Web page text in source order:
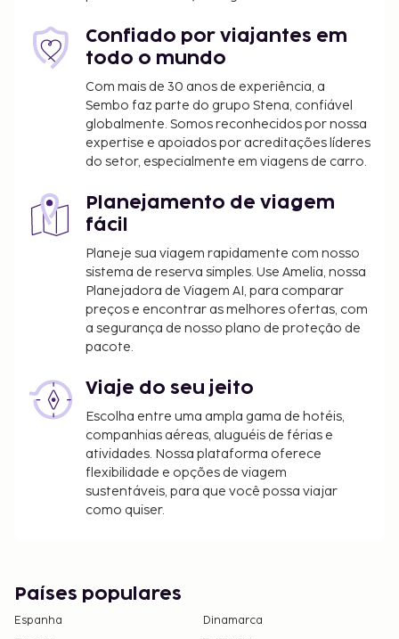
controlado central.Confiado por viajantes em
todo o mundo
Com mais de 30 anos de experiência, a
Sembo faz parte do grupo Stena, confiável
globalmente. Somos reconhecidos por nossa
expertise e apoiados por acreditações líderes
do setor, especialmente em viagens de carro.
Planejamento de viagem
fácil
Planeje sua viagem rapidamente com nosso
sistema de reserva simples. Use Amelia, nossa
Planejadora de Viagem AI, para comparar
preços e encontrar as melhores ofertas, com
a segurança de nosso plano de proteção de
pacote.
Viaje do seu jeito
Escolha entre uma ampla gama de hotéis,
companhias aéreas, aluguéis de férias e
atividades. Nossa plataforma oferece
flexibilidade e opções de viagem
sustentáveis, para que você possa viajar
como quiser.
Países populares
Espanha
Dinamarca